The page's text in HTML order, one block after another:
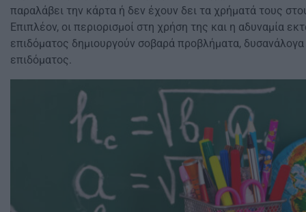
παραλάβει την κάρτα ή δεν έχουν δει τα χρήματά τους
Επιπλέον, οι περιορισμοί στη χρήση της και η αδυναμία
επιδόματος δημιουργούν σοβαρά προβλήματα,
επιδόματος.